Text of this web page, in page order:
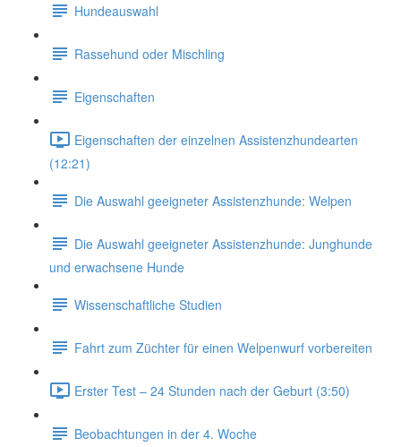
Hundeauswahl
Rassehund oder Mischling
Eigenschaften
Eigenschaften der einzelnen Assistenzhundearten
(12:21)
Die Auswahl geeigneter Assistenzhunde: Welpen
Die Auswahl geeigneter Assistenzhunde: Junghunde
und erwachsene Hunde
Wissenschaftliche Studien
Fahrt zum Züchter für einen Welpenwurf vorbereiten
Erster Test – 24 Stunden nach der Geburt (3:50)
Beobachtungen in der 4. Woche